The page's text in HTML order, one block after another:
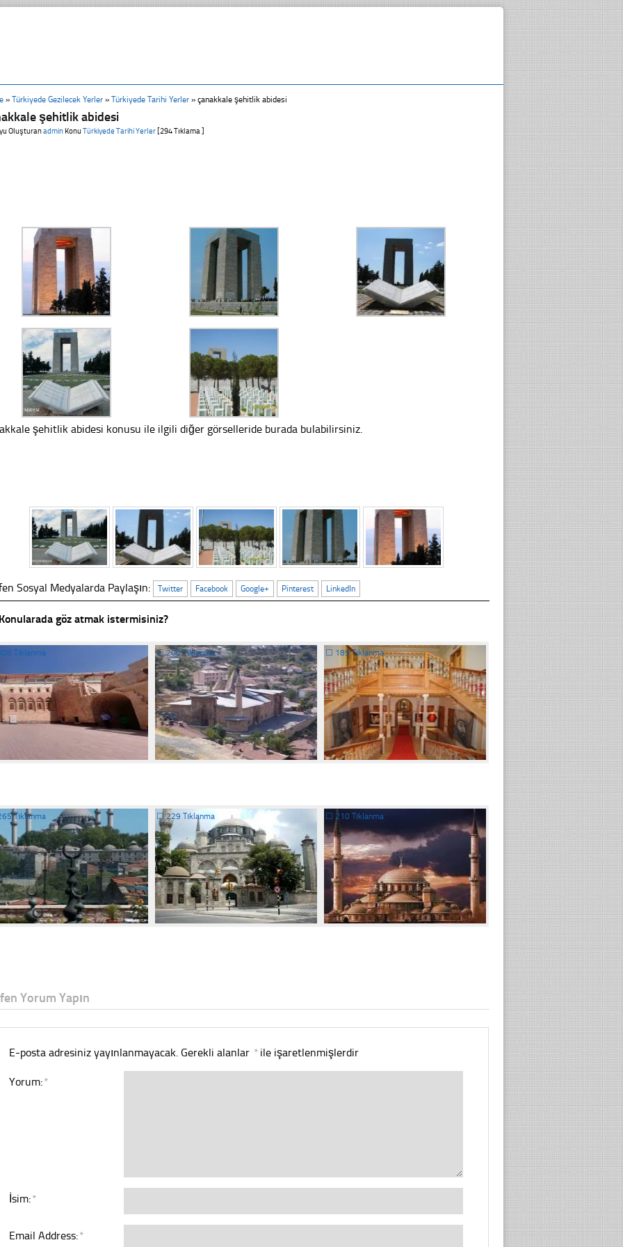
»Türkiyede Gezilecek Yerler »Türkiyede Tarihi Yerler »çanakkale şehitlik abidesi
şehitlik abidesi
Oluşturanadmin KonuTürkiyede Tarihi Yerler [294 Tıklama ]
şehitlik abidesi konusu ile ilgili diğer görselleride burada bulabilirsiniz.
Sosyal Medyalarda Paylaşın: Twitter Facebook Google+ Pinterest LinkedIn
göz atmak istermisiniz?
Tıklanma ☐200 Tıklanma ☐ 189 Tıklanma
Tıklanma ☐229 Tıklanma ☐ 210 Tıklanma
Yorum Yapın
E-posta adresiniz yayınlanmayacak. Gerekli alanlar *ile işaretlenmişlerdir
Yorum:*
İsim:*
Email Address:*